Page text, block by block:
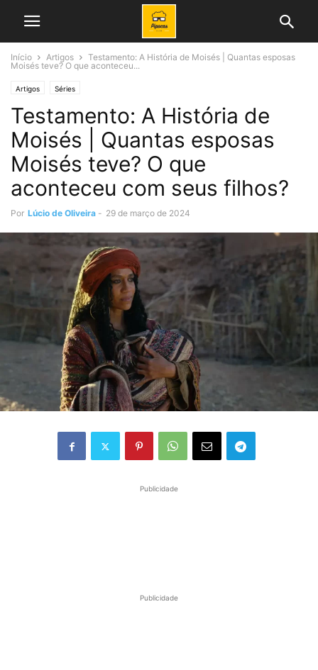
Início Artigos
Testamento: A História de Moisés | Quantas esposas
Moisés teve? O que aconteceu...
Artigos Séries
Testamento: A História de
Moisés | Quantas esposas
Moisés teve? O que
aconteceu com seus filhos?
Por Lúcio de Oliveira - 29 de março de 2024
Publicidade
Publicidade